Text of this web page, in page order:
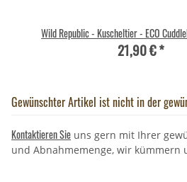
Wild Republic - Kuscheltier - ECO
21,90 €*
Gewünschter Artikel ist nicht in der
Kontaktieren Sie uns gern mit Ihrer
und Abnahmemenge, wir kümmern